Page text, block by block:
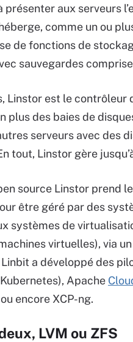
aux serveurs
comme un ou
de fonctions de
sauvegardes
Linstor est le contrôleur
plus des baies de
serveurs avec des
tout, Linstor gère
source Linstor prend
être géré par des
systèmes de
virtuelles), via
Linbit a développé des
Apache
encore XCP-ng.
LVM ou ZFS